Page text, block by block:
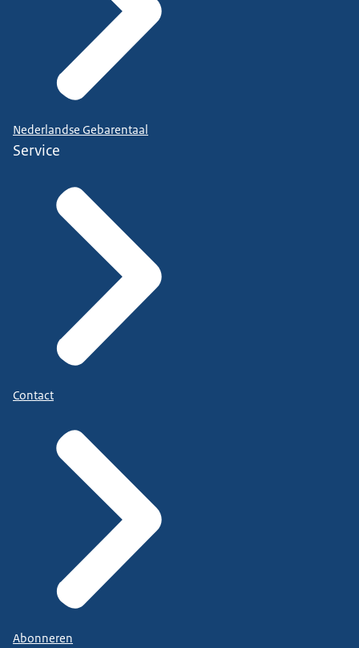
Nederlandse Gebarentaal
Service
Contact
Abonneren